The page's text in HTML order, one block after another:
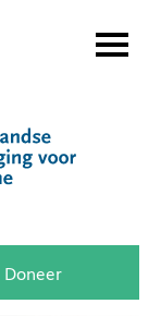
Doneer